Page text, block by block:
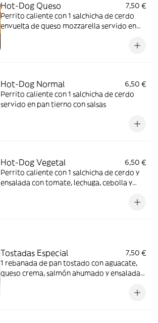
Hot-Dog Queso
7,50 €
Perrito caliente con 1 salchicha de cerdo
envuelta de queso mozzarella servido en
Hot-Dog Normal
6,50 €
Perrito caliente con 1 salchicha de cerdo
servido en pan tierno con salsas
Hot-Dog Vegetal
6,50 €
Perrito caliente con 1 salchicha de cerdo y
ensalada con tomate, lechuga, cebolla y
Tostadas Especial
7,50 €
1 rebanada de pan tostado con aguacate,
queso crema, salmón ahumado y ensalada